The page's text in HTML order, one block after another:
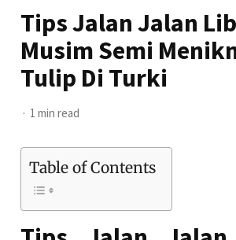
Tips Jalan Jalan
Musim Semi
Tulip Di Turki
1 min read
Table of Contents